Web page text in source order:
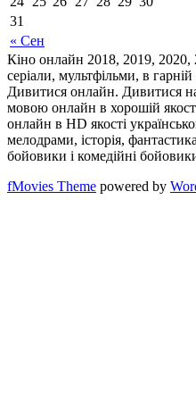
« Сен
31
Кіно онлайн 2018, 2019, 2020,
серіали, мультфільми, в
Дивитися онлайн. Дивитися
мовою онлайн в хорошій
онлайн в HD якості
мелодрами, історія,
бойовики і комедійні
fMovies Theme powered by